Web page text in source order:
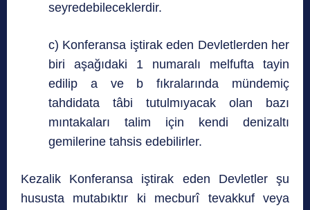
seyredebileceklerdir.
c) Konferansa iştirak eden Devletlerden her
biri aşağıdaki 1 numaralı melfufta tayin
edilip a ve b fıkralarında mündemiç
tahdidata tâbi tutulmıyacak olan bazı
mıntakaları talim için kendi denizaltı
gemilerine tahsis edebilirler.
Kezalik Konferansa iştirak eden Devletler şu
hususta mutabıktır ki mecburî tevakkuf veya